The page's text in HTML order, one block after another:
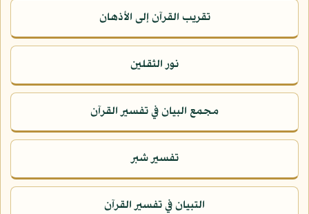
تقريب القرآن إلى الأذهان
نور الثقلين
مجمع البيان في تفسير القرآن
تفسير شبر
التبيان في تفسير القرآن